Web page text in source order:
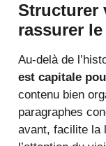
Structurer
rassurer
Au-delà de
est capitale
contenu bien
paragraphes
avant, facilite la